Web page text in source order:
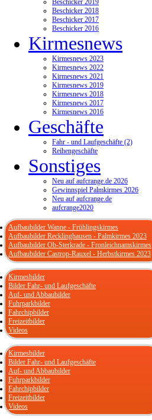
Beschicker 2019
Beschicker 2018
Beschicker 2017
Beschicker 2016
Kirmesnews
Kirmesnews 2023
Kirmesnews 2022
Kirmesnews 2021
Kirmesnews 2019
Kirmesnews 2018
Kirmesnews 2017
Kirmesnews 2016
Geschäfte
Fahr - und Laufgeschäfte (2)
Reihengeschäfte
Sonstiges
Neu auf aufcrange.de 2026
Gewinnspiel Palmkirmes 2026
Neu auf aufcrange.de
aufcrange2020
Aufbaubilder Wanne - Frühlingskirmes
Aufbaubilder Recklinghausen - Palmkirmes 2023
Aufbaubilder Ob-Sterkrade - Fronleichnamskirmes
Aufbaubilder Castrop-Rauxel - Herbstkirmes 2023
Kirmesbilder
Bilder Fahr- und Laufgeschäfte
Auf- und Abbaubilder
Fuhrparkbilder
Fahrchipbilder
Freizeitbilder
Videos
Kirmesbilder
Bilder Fahr- und Laufgeschäfte
Auf- und Abbaubilder
Fuhrparkbilder
Fahrchipbilder
Freizeitbilder
Videos